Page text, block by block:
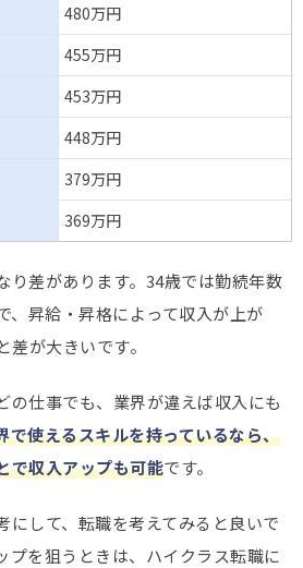
480万円
455万円
453万円
448万円
379万円
369万円
り差があります。34歳では勤続年数
、昇給・昇格によって収入が上が
差が大きいです。
の仕事でも、業界が違えば収入にも
で使えるスキルを持っているなら、
で収入アップも可能です。
にして、転職を考えてみると良いで
プを狙うときは、ハイクラス転職に